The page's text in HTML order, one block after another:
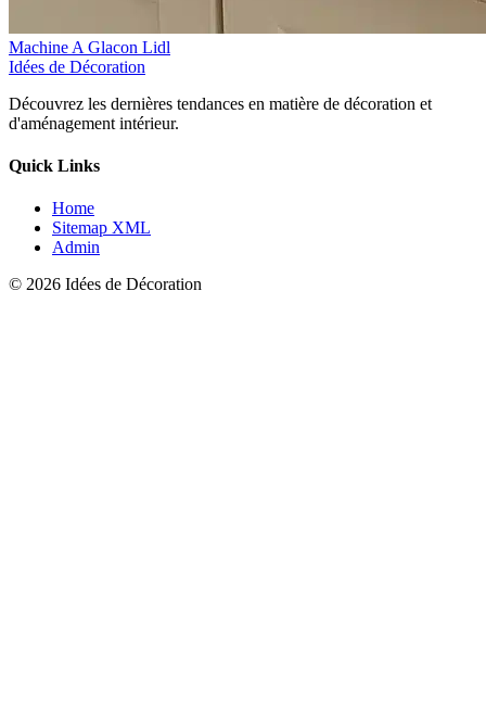
Machine A Glacon Lidl
Idées de Décoration
Découvrez les dernières tendances en matière de décoration et
d'aménagement intérieur.
Quick Links
Home
Sitemap XML
Admin
© 2026 Idées de Décoration